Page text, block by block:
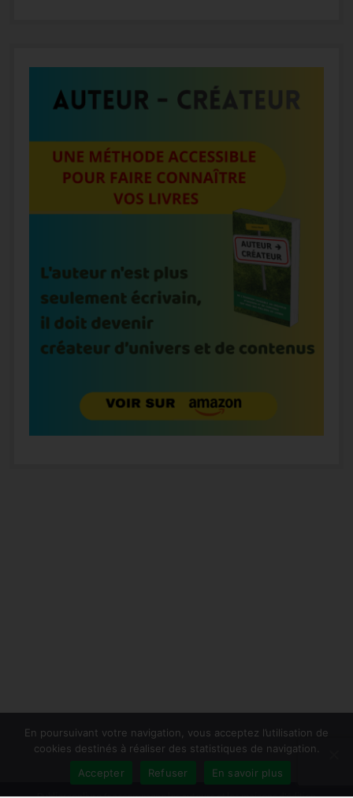
En poursuivant votre navigation, vous acceptez l’utilisation de
cookies destinés à réaliser des statistiques de navigation.
Accepter
Refuser En savoir plus